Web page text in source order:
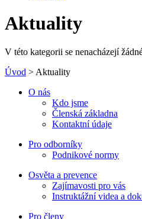
Aktuality
V této kategorii se nenacházejí
Úvod > Aktuality
O nás
Kdo jsme
Členská základna
Kontaktní údaje
Pro odborníky
Podnikové normy
Osvěta a prevence
Zajímavosti pro vás
Instruktážní videa a
Pro členy